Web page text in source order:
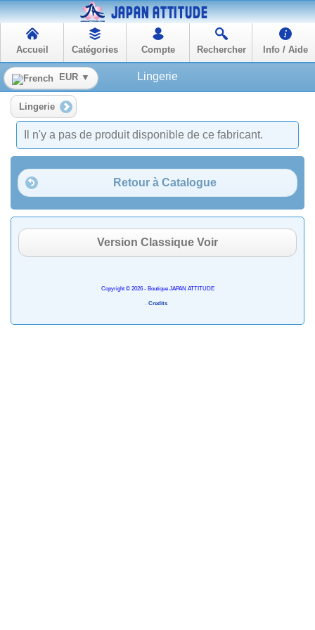
Accueil Catégories Compte Rechercher Info / Aide
EUR ▼ Lingerie
Lingerie
Il n'y a pas de produit disponible de ce fabricant.
Retour à Catalogue
Version Classique Voir
Copyright © 2026 - Boutique JAPAN ATTITUDE
- Credits